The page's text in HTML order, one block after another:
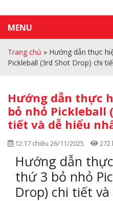
MENU
Trang chủ » Hướng dẫn thực
Pickleball (3rd Shot Drop) chi
Hướng dẫn thực
bỏ nhỏ Pickleball
tiết và dễ hiểu
12:17 chiều 26/11/2025 272
Hướng dẫn
thứ 3 bỏ nhỏ
Drop) chi tiết